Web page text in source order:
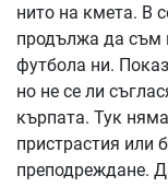
нито на кмета. В
продължа да съм
футбола ни.
но не се ли
кърпата. Тук
пристрастия или
преподреждане.